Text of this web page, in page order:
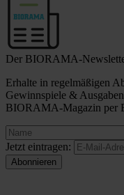
Der BIORAMA-
Erhalte in regelmäßigen
Gewinnspiele &
BIORAMA-Magazin per
Jetzt eintragen: